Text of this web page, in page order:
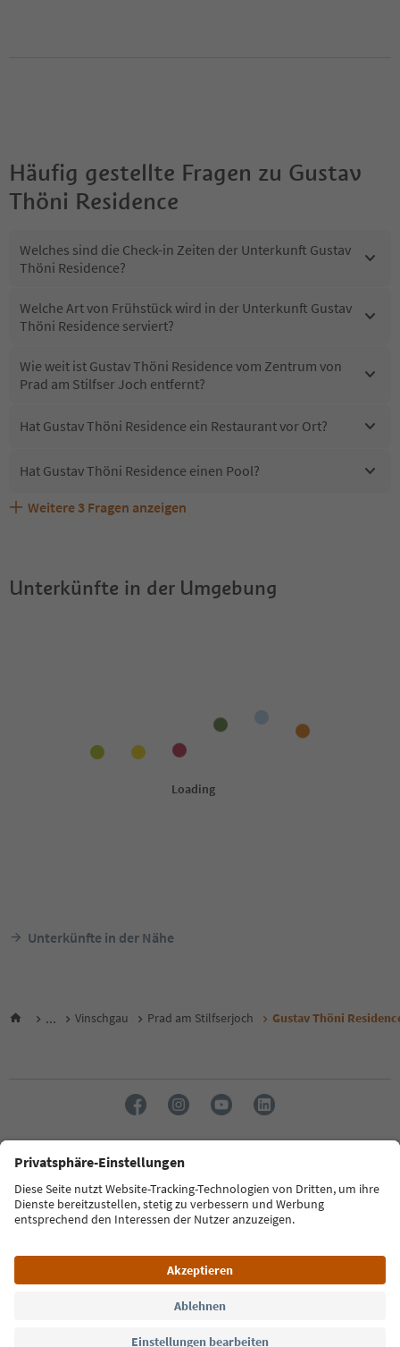
Häufig gestellte Fragen zu Gustav
Thöni Residence
Welches sind die Check-in Zeiten der Unterkunft Gustav
Thöni Residence?
Welche Art von Frühstück wird in der Unterkunft Gustav
Thöni Residence serviert?
Wie weit ist Gustav Thöni Residence vom Zentrum von
Prad am Stilfser Joch entfernt?
Hat Gustav Thöni Residence ein Restaurant vor Ort?
Hat Gustav Thöni Residence einen Pool?
Sind Haustiere in der Unterkunft Gustav Thöni
Welche Services bietet Gustav Thöni Residence?
Erhalten die Gäste von Gustav Thöni Residence einen
Weitere 3 Fragen anzeigen
Unterkünfte in der Umgebung
Unterkünfte in der Nähe
... Vinschgau Prad am Stilfserjoch Gustav Thöni
Sprache: Deutsch
FAQ Kontakt Presse MICE Datenschutzerklärung
Zugänglichkeitserklärung